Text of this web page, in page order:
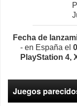
Fecha de
- en España el
PlayStation 4,
Juegos